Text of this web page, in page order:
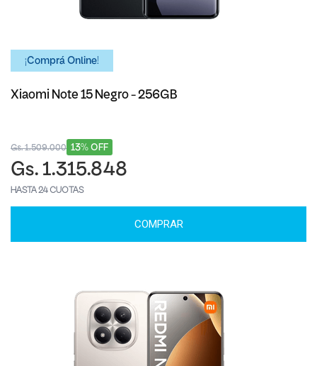
¡Comprá Online!
Xiaomi Note 15 Negro - 256GB
13% OFF
Gs. 1.509.000
Gs. 1.315.848
HASTA 24 CUOTAS
COMPRAR